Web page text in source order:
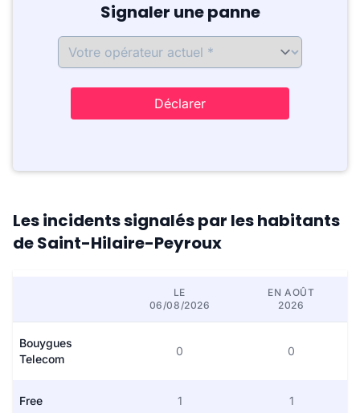
Signaler une panne
Déclarer
Les incidents signalés par les habitants
de Saint-Hilaire-Peyroux
LE
06/08/2026
EN AOÛT
2026
Bouygues
Telecom
0 0
Free 1 1